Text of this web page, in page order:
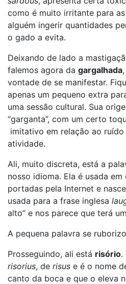
como é muito irritante para
alguém ingerir quantidades
o gado a evita.
Deixando de lado a
falemos agora da gargalhada
vontade de se manifestar.
apenas um pequeno extra
uma sessão cultural. Sua
“garganta”, com um certo
imitativo em relação ao
atividade.
Ali, muito discreta, está a
nosso idioma. Ela é usada
portadas pela Internet e
usada para a frase inglesa
alto” e nos parece que terá
A pequena palavra se
Prosseguindo, ali está risório.
risorius, de risus e é o nome
canto da boca e que o eleva